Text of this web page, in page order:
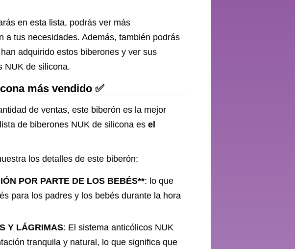
en esta lista, podrás ver más
a tus necesidades. Además, también podrás
adquirido estos biberones y ver sus
NUK de silicona.
más vendido ✅
de ventas, este biberón es la mejor
de biberones NUK de silicona es el
los detalles de este biberón:
POR PARTE DE LOS BEBÉS**: lo que
para los padres y los bebés durante la hora
Y LÁGRIMAS: El sistema anticólicos NUK
tranquila y natural, lo que significa que